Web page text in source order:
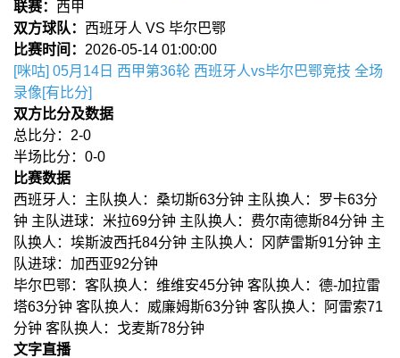
联赛： 西甲
双方球队： 西班牙人 VS 毕尔巴鄂
比赛时间： 2026-05-14 01:00:00
[咪咕] 05月14日 西甲第36轮 西班牙人vs毕尔巴鄂竞技 全场
录像[有比分]
双方比分及数据
总比分：2-0
半场比分：0-0
比赛数据
西班牙人：主队换人：桑切斯63分钟 主队换人：罗卡63分
钟 主队进球：米拉69分钟 主队换人：费尔南德斯84分钟 主
队换人：埃斯波西托84分钟 主队换人：冈萨雷斯91分钟 主
队进球：加西亚92分钟
毕尔巴鄂：客队换人：维维安45分钟 客队换人：德-加拉雷
塔63分钟 客队换人：威廉姆斯63分钟 客队换人：阿雷索71
分钟 客队换人：戈麦斯78分钟
文字直播